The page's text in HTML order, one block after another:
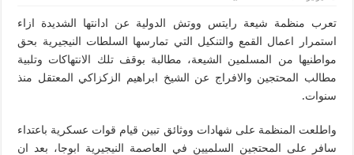
تعرب منظمة شيعة رايتس ووتش الدولية عن ادانتها الشديدة ازاء
استمرار اعمال القمع والتنكيل التي تمارسها السلطات النيجيرية بحق
مواطنيها من المسلمين الشيعة، مطالبة بوقف تلك الانتهاكات وتلبية
مطالب المحتجين والافراج عن الشيخ ابراهيم الزكزاكي المعتقل منذ
سنوات.
واطلعت المنظمة على شهادات ووثائق تبين قيام قوات عسكرية باعتداء
سافر على المحتجين السلميين في العاصمة النيجيرية ابوجا، بعد ان